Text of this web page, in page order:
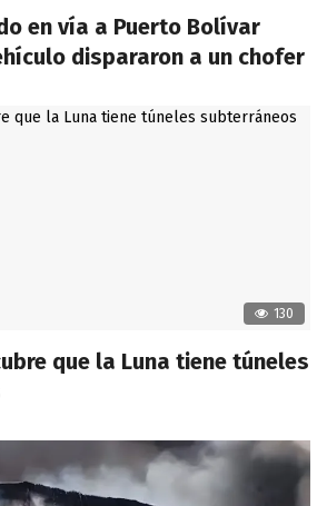
en vía a Puerto Bolívar
dispararon a un chofer
130
que la Luna tiene túneles